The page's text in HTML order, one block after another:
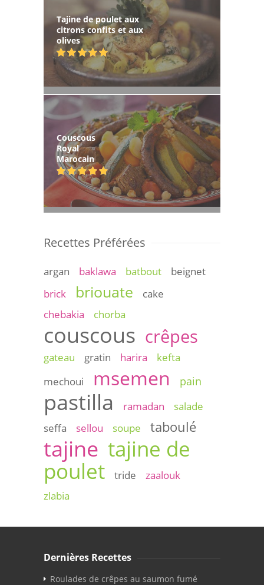
Tajine de poulet aux
citrons confits et aux
olives
Couscous
Royal
Marocain
Recettes Préférées
argan baklawa batbout
beignet
brick
briouate
cake
chebakia
chorba
couscous crêpes
gateau gratin harira
kefta
mechoui
msemen pain
pastilla ramadan
salade
seffa
sellou soupe taboulé
tajine tajine de
poulet
tride
zaalouk
zlabia
Dernières Recettes
Roulades de crêpes au saumon fumé